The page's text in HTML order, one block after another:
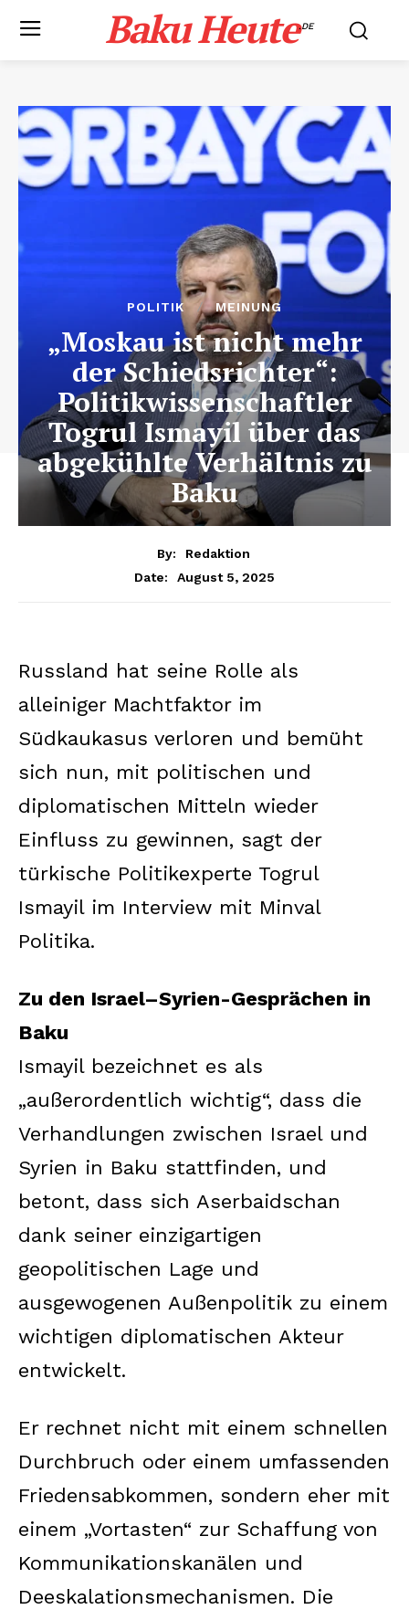
Baku Heute.DE
POLITIK MEINUNG
„Moskau ist nicht mehr
der Schiedsrichter“:
Politikwissenschaftler
Togrul Ismayil über das
abgekühlte Verhältnis zu
Baku
By:
Redaktion
Date:
August 5, 2025
Russland hat seine Rolle als
alleiniger Machtfaktor im
Südkaukasus verloren und bemüht
sich nun, mit politischen und
diplomatischen Mitteln wieder
Einfluss zu gewinnen, sagt der
türkische Politikexperte Togrul
Ismayil im Interview mit Minval
Politika.
Zu den Israel–Syrien-Gesprächen in
Baku
Ismayil bezeichnet es als
„außerordentlich wichtig“, dass die
Verhandlungen zwischen Israel und
Syrien in Baku stattfinden, und
betont, dass sich Aserbaidschan
dank seiner einzigartigen
geopolitischen Lage und
ausgewogenen Außenpolitik zu einem
wichtigen diplomatischen Akteur
entwickelt.
Er rechnet nicht mit einem schnellen
Durchbruch oder einem umfassenden
Friedensabkommen, sondern eher mit
einem „Vortasten“ zur Schaffung von
Kommunikationskanälen und
Deeskalationsmechanismen. Die